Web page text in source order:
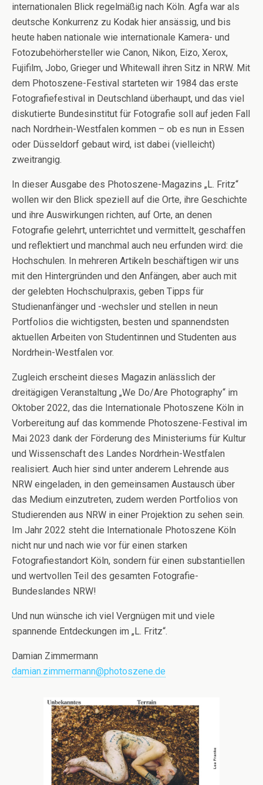
internationalen Blick regelmäßig nach Köln. Agfa war als
deutsche Konkurrenz zu Kodak hier ansässig, und bis
heute haben nationale wie internationale Kamera- und
Fotozubehörhersteller wie Canon, Nikon, Eizo, Xerox,
Fujifilm, Jobo, Grieger und Whitewall ihren Sitz in NRW. Mit
dem Photoszene-Festival starteten wir 1984 das erste
Fotografiefestival in Deutschland überhaupt, und das viel
diskutierte Bundesinstitut für Fotografie soll auf jeden Fall
nach Nordrhein-Westfalen kommen – ob es nun in Essen
oder Düsseldorf gebaut wird, ist dabei (vielleicht)
zweitrangig.
In dieser Ausgabe des Photoszene-Magazins „L. Fritz“
wollen wir den Blick speziell auf die Orte, ihre Geschichte
und ihre Auswirkungen richten, auf Orte, an denen
Fotografie gelehrt, unterrichtet und vermittelt, geschaffen
und reflektiert und manchmal auch neu erfunden wird: die
Hochschulen. In mehreren Artikeln beschäftigen wir uns
mit den Hintergründen und den Anfängen, aber auch mit
der gelebten Hochschulpraxis, geben Tipps für
Studienanfänger und -wechsler und stellen in neun
Portfolios die wichtigsten, besten und spannendsten
aktuellen Arbeiten von Studentinnen und Studenten aus
Nordrhein-Westfalen vor.
Zugleich erscheint dieses Magazin anlässlich der
dreitägigen Veranstaltung „We Do/Are Photography“ im
Oktober 2022, das die Internationale Photoszene Köln in
Vorbereitung auf das kommende Photoszene-Festival im
Mai 2023 dank der Förderung des Ministeriums für Kultur
und Wissenschaft des Landes Nordrhein-Westfalen
realisiert. Auch hier sind unter anderem Lehrende aus
NRW eingeladen, in den gemeinsamen Austausch über
das Medium einzutreten, zudem werden Portfolios von
Studierenden aus NRW in einer Projektion zu sehen sein.
Im Jahr 2022 steht die Internationale Photoszene Köln
nicht nur und nach wie vor für einen starken
Fotografiestandort Köln, sondern für einen substantiellen
und wertvollen Teil des gesamten Fotografie-
Bundeslandes NRW!
Und nun wünsche ich viel Vergnügen mit und viele
spannende Entdeckungen im „L. Fritz“.
Damian Zimmermann
damian.zimmermann@photoszene.de